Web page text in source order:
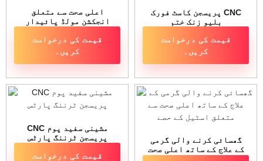
اعلی صحت سے متعلق
انجکشن مولڈ پائیدار
قیمت کی درخواست
کریں۔
پریسجن کاسٹ فورک CNC
بلیو زنک ختم
قیمت کی درخواست
کریں۔
CNC مشینی سفید پوم
پریسجن ٹرننگ پارٹس
قیمت کی درخواست
گھسائی کرنے والی گرمی
کے علاج کے ساتھ اعلی صحت